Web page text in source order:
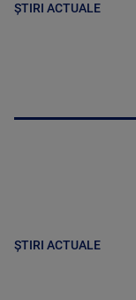
ȘTIRI ACTUALE
ȘTIRI ACTUALE